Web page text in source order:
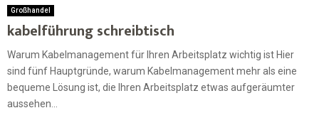
Großhandel
kabelführung schreibtisch
Warum Kabelmanagement für Ihren Arbeitsplatz wichtig ist Hier
sind fünf Hauptgründe, warum Kabelmanagement mehr als eine
bequeme Lösung ist, die Ihren Arbeitsplatz etwas aufgeräumter
aussehen...